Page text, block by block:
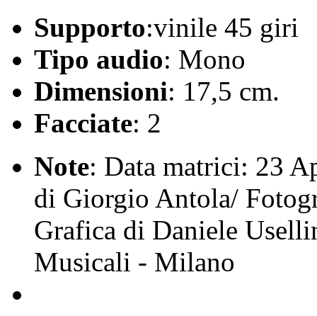
Supporto:vinile 45 giri
Tipo audio: Mono
Dimensioni: 17,5 cm.
Facciate: 2
Note: Data matrici: 23
di Giorgio Antola/
Grafica di Daniele
Musicali - Milano